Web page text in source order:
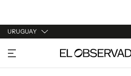
URUGUAY
URUGUAY
ARGENTINA